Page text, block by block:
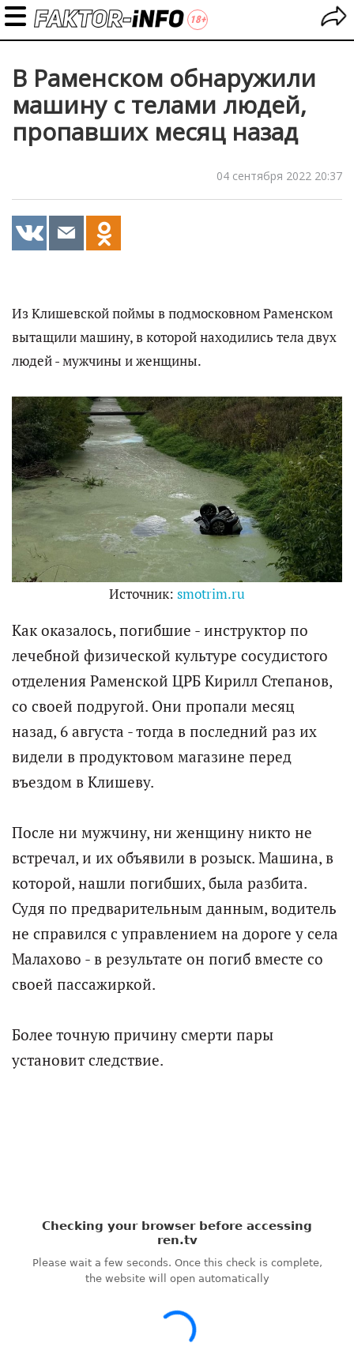
В Раменском обнаружили
машину с телами людей,
пропавших месяц назад
04 сентября 2022 20:37
Из Клишевской поймы в подмосковном Раменском
вытащили машину, в которой находились тела двух
людей - мужчины и женщины.
Источник: smotrim.ru
Как оказалось, погибшие - инструктор по
лечебной физической культуре сосудистого
отделения Раменской ЦРБ Кирилл Степанов,
со своей подругой. Они пропали месяц
назад, 6 августа - тогда в последний раз их
видели в продуктовом магазине перед
въездом в Клишеву.
После ни мужчину, ни женщину никто не
встречал, и их объявили в розыск. Машина, в
которой, нашли погибших, была разбита.
Судя по предварительным данным, водитель
не справился с управлением на дороге у села
Малахово - в результате он погиб вместе со
своей пассажиркой.
Более точную причину смерти пары
установит следствие.